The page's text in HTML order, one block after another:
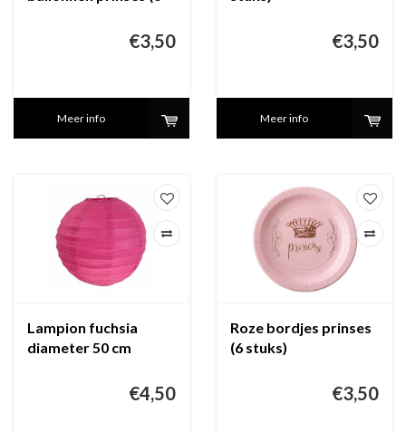
€3,50
Meer info
€3,50
Meer info
Lampion fuchsia
diameter 50 cm
€4,50
Roze bordjes prinses
(6 stuks)
€3,50